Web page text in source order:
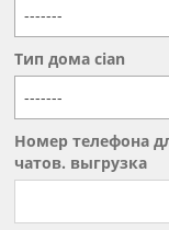
-------
Тип дома cian
-------
Номер телефона
чатов. выгрузка